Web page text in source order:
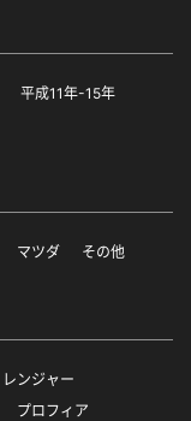
平成11年-15年
マツダ その他
レンジャー
プロフィア